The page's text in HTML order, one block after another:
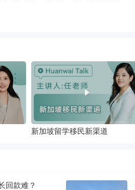
新加坡留学移民新渠道
回款难？